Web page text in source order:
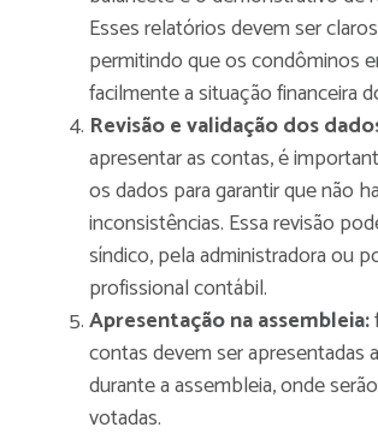
Esses relatórios devem ser
permitindo que os condôminos
facilmente a situação financeira
Revisão e validação dos
apresentar as contas, é
os dados para garantir que não
inconsistências. Essa revisão
síndico, pela administradora ou
profissional contábil.
Apresentação na assembleia:
contas devem ser apresentadas
durante a assembleia, onde
votadas.